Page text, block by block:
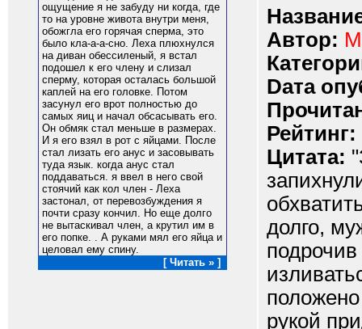
ощущение я не забуду ни когда, где
то на уровне живота внутри меня,
обожгла его горячая сперма, это
было кла-а-а-сно. Леха плюхнулся
на диван обессиленый, я встал
подошел к его члену и слизал
сперму, которая осталась большой
каплей на его головке. Потом
засунул его врот полностью до
самых яиц и начал обсасывать его.
Он обмяк стал меньше в размерах.
И я его взял в рот с яйцами. После
стал лизать его анус и засовывать
туда язык. когда анус стал
поддаваться. я ввел в него свой
стоячий как кол член - Леха
застонал, от перевозбуждения я
почти сразу кончил. Но еще долго
не вытаскивал член, а крутил им в
его попке. . А руками мял его яйца и
целовал ему спину.
[ Читать » ]
Автор:
Dата
Рейтинг:
Цитата:
долго,
подрочив
рукой